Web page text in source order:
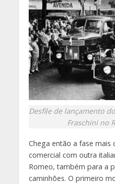
Desfile de lançamento
Fraschini no
Chega então a fase mais
comercial com outra
Romeo, também para a
caminhões. O primeiro